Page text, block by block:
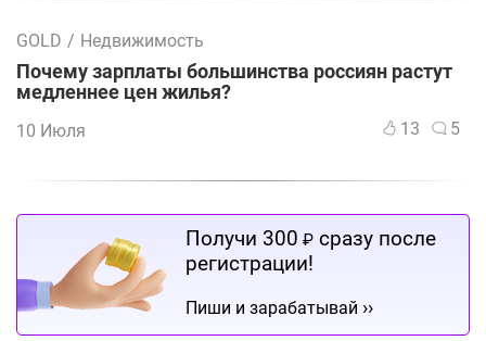
GOLD / Недвижимость
Почему зарплаты большинства россиян растут
медленнее цен жилья?
10 Июля 13 5
Получи 300 ₽ сразу после
регистрации!
Пиши и зарабатывай ››